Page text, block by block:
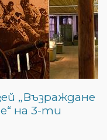
„Възраждане
на 3-ти